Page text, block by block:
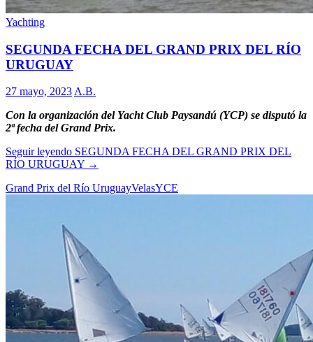
Yachting
SEGUNDA FECHA DEL GRAND PRIX DEL RÍO
URUGUAY
27 mayo, 2023A.B.
Con la organización del Yacht Club Paysandú (YCP) se disputó la
2ª fecha del Grand Prix.
Seguir leyendo SEGUNDA FECHA DEL GRAND PRIX DEL
RÍO URUGUAY →
Grand Prix del Río UruguayVelasYCE